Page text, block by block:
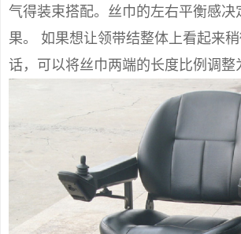
气得装束搭配。丝巾的左右平衡感决
果。 如果想让领带结整体上看起来
话，可以将丝巾两端的长度比例调整